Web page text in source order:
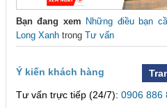
Bạn đang xem Những điều bạn
Long Xanh trong Tư vấn
Ý kiến khách hàng
Tư vấn trực tiếp (24/7): 0906 886